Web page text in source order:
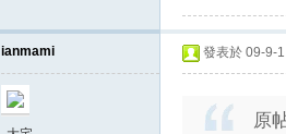
ianmami 發表於 09-9-
原